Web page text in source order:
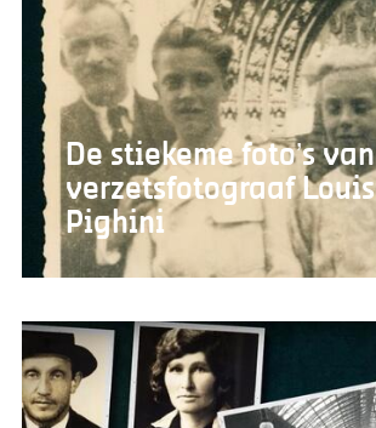
De stiekeme foto’s van
verzetsfotograaf Louis
Pighini